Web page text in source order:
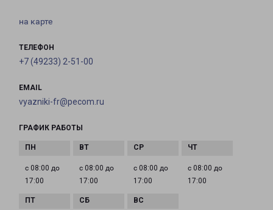
на карте
ТЕЛЕФОН
+7 (49233) 2-51-00
EMAIL
vyazniki-fr@pecom.ru
ГРАФИК РАБОТЫ
с 08:00 до
17:00
с 08:00 до
17:00
с 08:00 до
17:00
с 08:00 до
17:00